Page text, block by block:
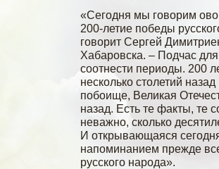
«Сегодня мы говорим
200-летие победы
говорит Сергей
Хабаровска. – Подчас
соотнести периоды. 200
несколько столетий
побоище, Великая
назад. Есть те факты, те
неважно, сколько
И открывающаяся
напоминанием прежде
русского народа».